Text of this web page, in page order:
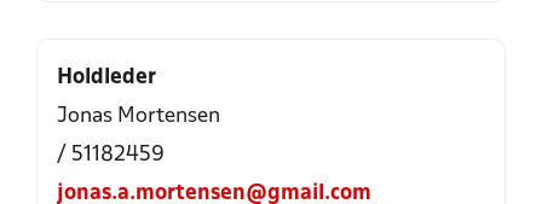
Holdleder
Jonas Mortensen
/ 51182459
jonas.a.mortensen@gmail.com